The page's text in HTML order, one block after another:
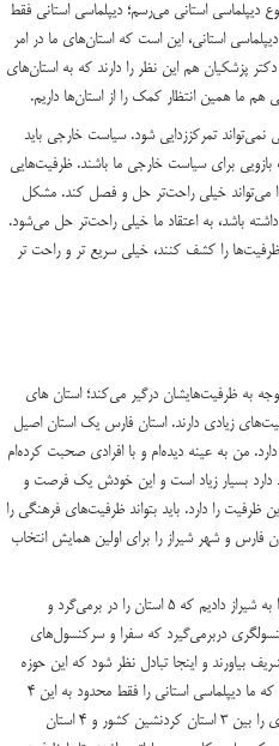
استانی می‌رسم؛ دیپلماسی استانی فقط
استانی، این است که استان‌های ما در امر
پزشکیان هم این نظر را دارند که به استان‌های
ما همین انتظار کمک را از استان‌ها داریم.
تمرکززدایی شود. سیاست خارجی باید
بازویی برای سیاست خارجی ما باشند. ظرفیت‌هایی
می‌تواند خیلی راحت‌تر حل و فصل کند. مشکل
باشد، به اعتقاد ما خیلی راحت‌تر حل می‌شود.
ظرفیت‌ها را کشف کنند، خیلی سریع تر و راحت تر
به ظرفیت‌هایشان درگیر می‌کند؛ استان های
زیادی دارند. استان فارس یک استان اصیل
من به عینه دیده‌ام و با افرادی صحبت کرده‌ام
دارد بسیار زیاد است و این خودش یک فرصت و
را دارد. باید بتواند ظرفیت‌های فرهنگی را
فارس و شهر شیراز را برای اولین همایش انتخاب
وی افزود: ما ۴ همایش را در ۴ گوشه کشور طراحی کردیم و در این حوزه جنوب شرقی کشور مرکزیت را به شیراز دادیم که ۵ استان را در برمی‌گرد و
محترم حضور دارند. ۶ کشور را و اگر در آینده بحرین هم اضافه شود، ۷ کشور را به اضافه ۳ کنسولگری دربرمی‌گیرد که سفرا و سرکنسول‌های
بیاورند و اینجا تبادل نظر شود که این حوزه
استانی کشور با کشورهای همجوار خود چگونه میتواند تعاملش را گسترده تر کند. این به این معنا نیست که ما دیپلماسی استانی را فقط محدود به این ۴
همایش کردیم، این روند بصورت مستمر جریان دارد. من خدمت شما می‌گویم که ما دو روز قبل جلسه ای را بین ۳ استان کردنشین کشور و ۴ استان